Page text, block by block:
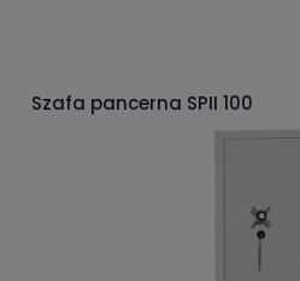
Szafa pancerna SPII 100